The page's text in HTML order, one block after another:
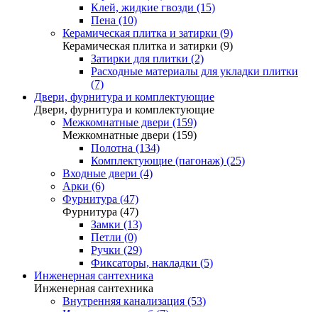
Клей, жидкие гвозди (15)
Пена (10)
Керамическая плитка и затирки (9)
Керамическая плитка и затирки (9)
Затирки для плитки (2)
Расходные материалы для укладки плитки
(7)
Двери, фурнитура и комплектующие
Двери, фурнитура и комплектующие
Межкомнатные двери (159)
Межкомнатные двери (159)
Полотна (134)
Комплектующие (пагонаж) (25)
Входные двери (4)
Арки (6)
Фурнитура (47)
Фурнитура (47)
Замки (13)
Петли (0)
Ручки (29)
Фиксаторы, накладки (5)
Инженерная сантехника
Инженерная сантехника
Внутренняя канализация (53)